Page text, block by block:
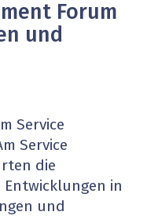
Forum
und
Service
Service
die
in
und